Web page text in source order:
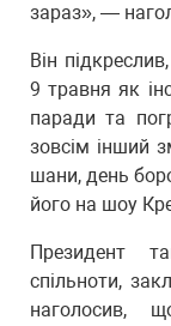
зараз», —
Він
9 травня як
паради та
зовсім інший
шани, день
його на шоу
Президент
спільноти,
наголосив,